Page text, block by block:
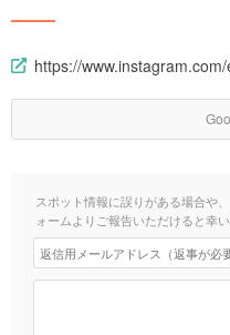
https://
スポット情報に誤りがある場合や
ォームよりご報告いただけると幸い